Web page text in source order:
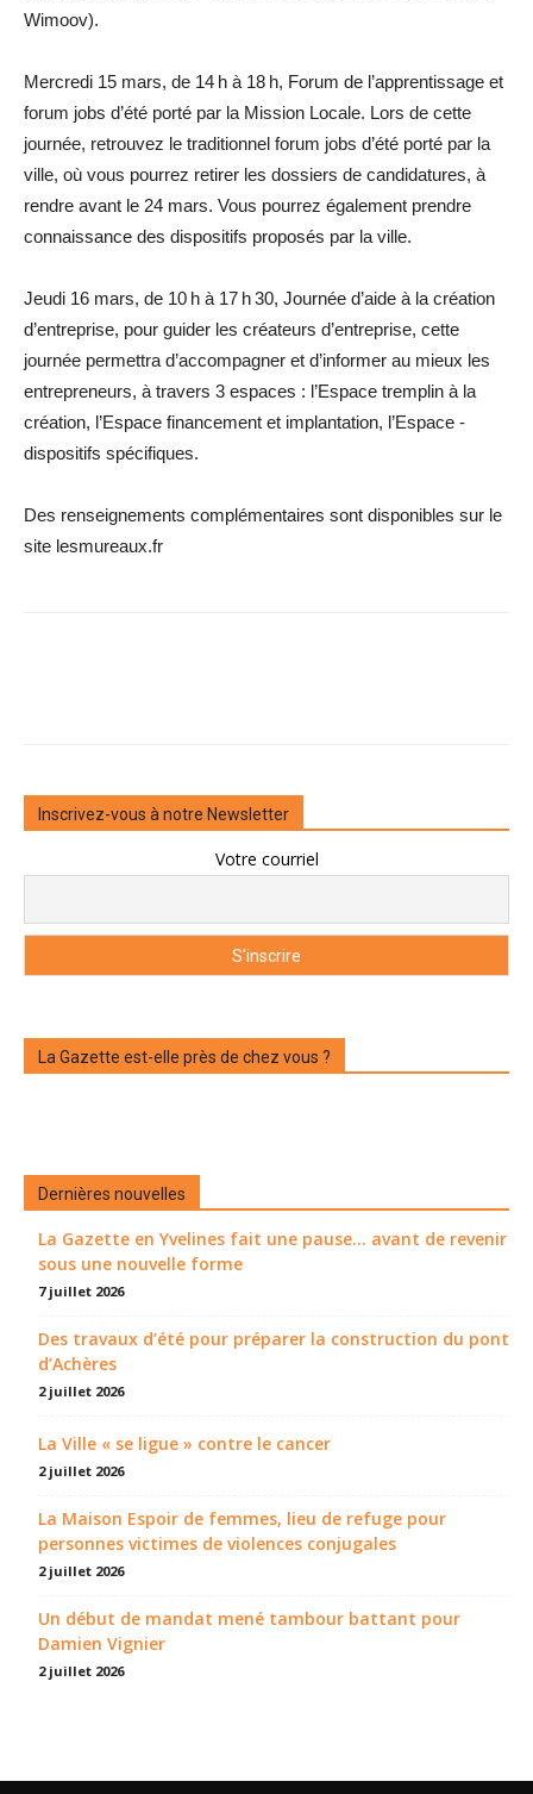
Wimoov).
Mercredi 15 mars, de 14 h à 18 h, Forum de l’apprentissage et
forum jobs d’été porté par la Mission Locale. Lors de cette
journée, retrouvez le traditionnel forum jobs d’été porté par la
ville, où vous pourrez retirer les dossiers de candidatures, à
rendre avant le 24 mars. Vous pourrez également prendre
connaissance des ­dispositifs ­proposés par la ville.
Jeudi 16 mars, de 10 h à 17 h 30, Journée d’aide à la création
d’entreprise, pour guider les créateurs d’entreprise, cette
journée permettra d’accompagner et d’informer au mieux les
entrepreneurs, à travers 3 espaces : l’Espace tremplin à la
création, l’Espace financement et implantation, l’Espace ­
dispositifs spécifiques.
Des renseignements complémentaires sont disponibles sur le
site lesmureaux.fr
Inscrivez-vous à notre Newsletter
Votre courriel
La Gazette est-elle près de chez vous ?
Dernières nouvelles
La Gazette en Yvelines fait une pause... avant de revenir
sous une nouvelle forme
7 juillet 2026
Des travaux d’été pour préparer la construction du pont
d’Achères
2 juillet 2026
La Ville « se ligue » contre le cancer
2 juillet 2026
La Maison Espoir de femmes, lieu de refuge pour
personnes victimes de violences conjugales
2 juillet 2026
Un début de mandat mené tambour battant pour
Damien Vignier
2 juillet 2026